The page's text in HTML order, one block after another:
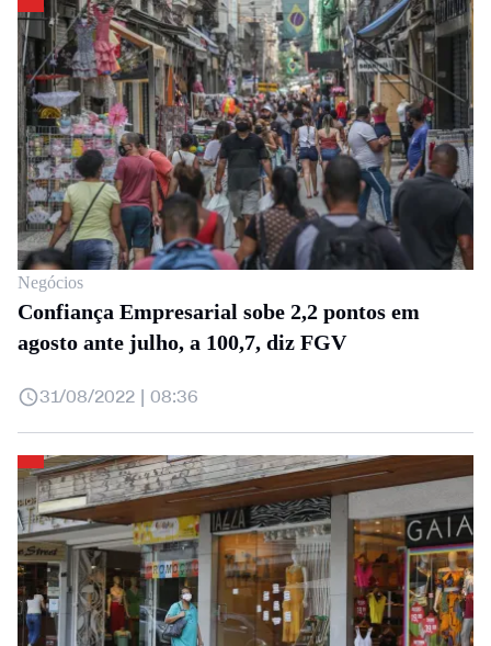
Negócios
Confiança Empresarial sobe 2,2 pontos em
agosto ante julho, a 100,7, diz FGV
31/08/2022 | 08:36